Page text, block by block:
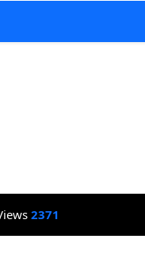
2371